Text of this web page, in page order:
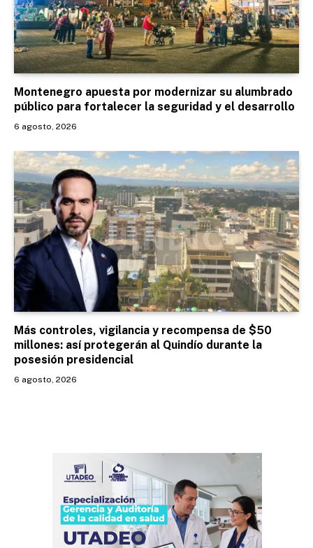
Montenegro apuesta por modernizar su alumbrado
público para fortalecer la seguridad y el desarrollo
6 agosto, 2026
Más controles, vigilancia y recompensa de $50
millones: así protegerán al Quindío durante la
posesión presidencial
6 agosto, 2026